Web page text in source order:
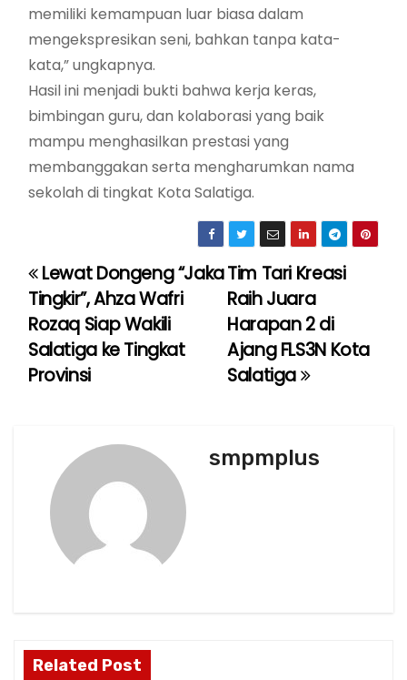
memiliki kemampuan luar biasa dalam
mengekspresikan seni, bahkan tanpa kata-
kata,” ungkapnya.
Hasil ini menjadi bukti bahwa kerja keras,
bimbingan guru, dan kolaborasi yang baik
mampu menghasilkan prestasi yang
membanggakan serta mengharumkan nama
sekolah di tingkat Kota Salatiga.
P
o
s
t
Tim Tari Kreasi
Raih Juara
Harapan 2 di
Ajang FLS3N Kota
Salatiga
Lewat Dongeng “Jaka
Tingkir”, Ahza Wafri
Rozaq Siap Wakili
Salatiga ke Tingkat
Provinsi
smpmplus
Related Post